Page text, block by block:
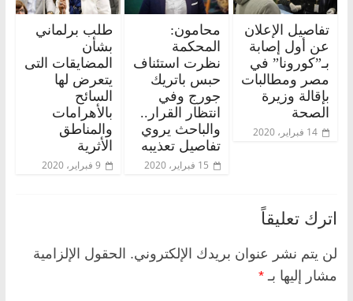
تفاصيل الإعلان
عن أول إصابة
بـ”كورونا” في
مصر ومطالبات
بإقالة وزيرة
الصحة
14 فبراير، 2020
محامون:
المحكمة
نظرت استئناف
حبس باتريك
جورج وفي
انتظار القرار..
والباحث يروي
تفاصيل تعذيبه
15 فبراير، 2020
طلب برلماني
بشأن
المضايقات التى
يتعرض لها
السائح
بالأهرامات
والمناطق
الأثرية
9 فبراير، 2020
اترك تعليقاً
لن يتم نشر عنوان بريدك الإلكتروني. الحقول الإلزامية
مشار إليها بـ *